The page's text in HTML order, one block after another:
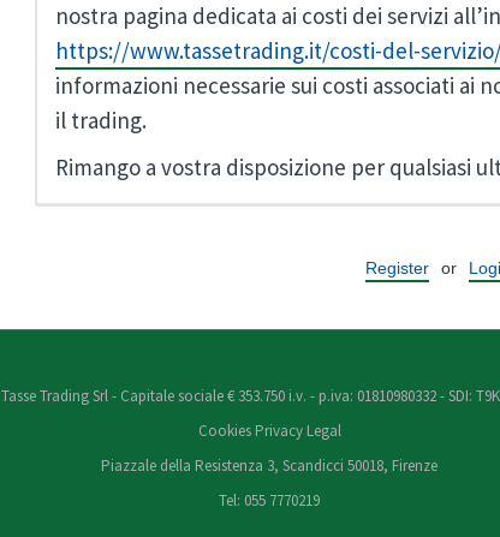
nostra pagina dedicata ai costi dei servizi
https://www.tassetrading.it/costi-del-
informazioni necessarie sui costi associati ai
il trading.
Rimango a vostra disposizione per qualsiasi
Register or
Tasse Trading Srl - Capitale sociale € 353.750 i.v. - p.iva: 01810980332 - SDI:
Cookies Privacy Legal
Piazzale della Resistenza 3, Scandicci 50018, Firenze
Tel: 055 7770219